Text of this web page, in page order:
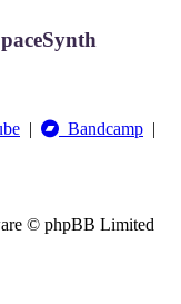
| Bandcamp |
© phpBB Limited